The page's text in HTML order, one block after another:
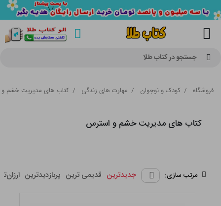
جستجو در کتاب طلا
فروشگاه / کودک و نوجوان / مهارت های زندگی / کتاب های مدیریت خشم
کتاب های مدیریت خشم و استرس
مرتب سازی: جدیدترین قدیمی ترین پربازدیدترین